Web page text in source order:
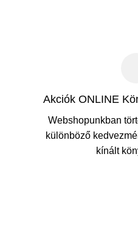
Akciók ONLINE
Webshopunkban
különböző
kínált